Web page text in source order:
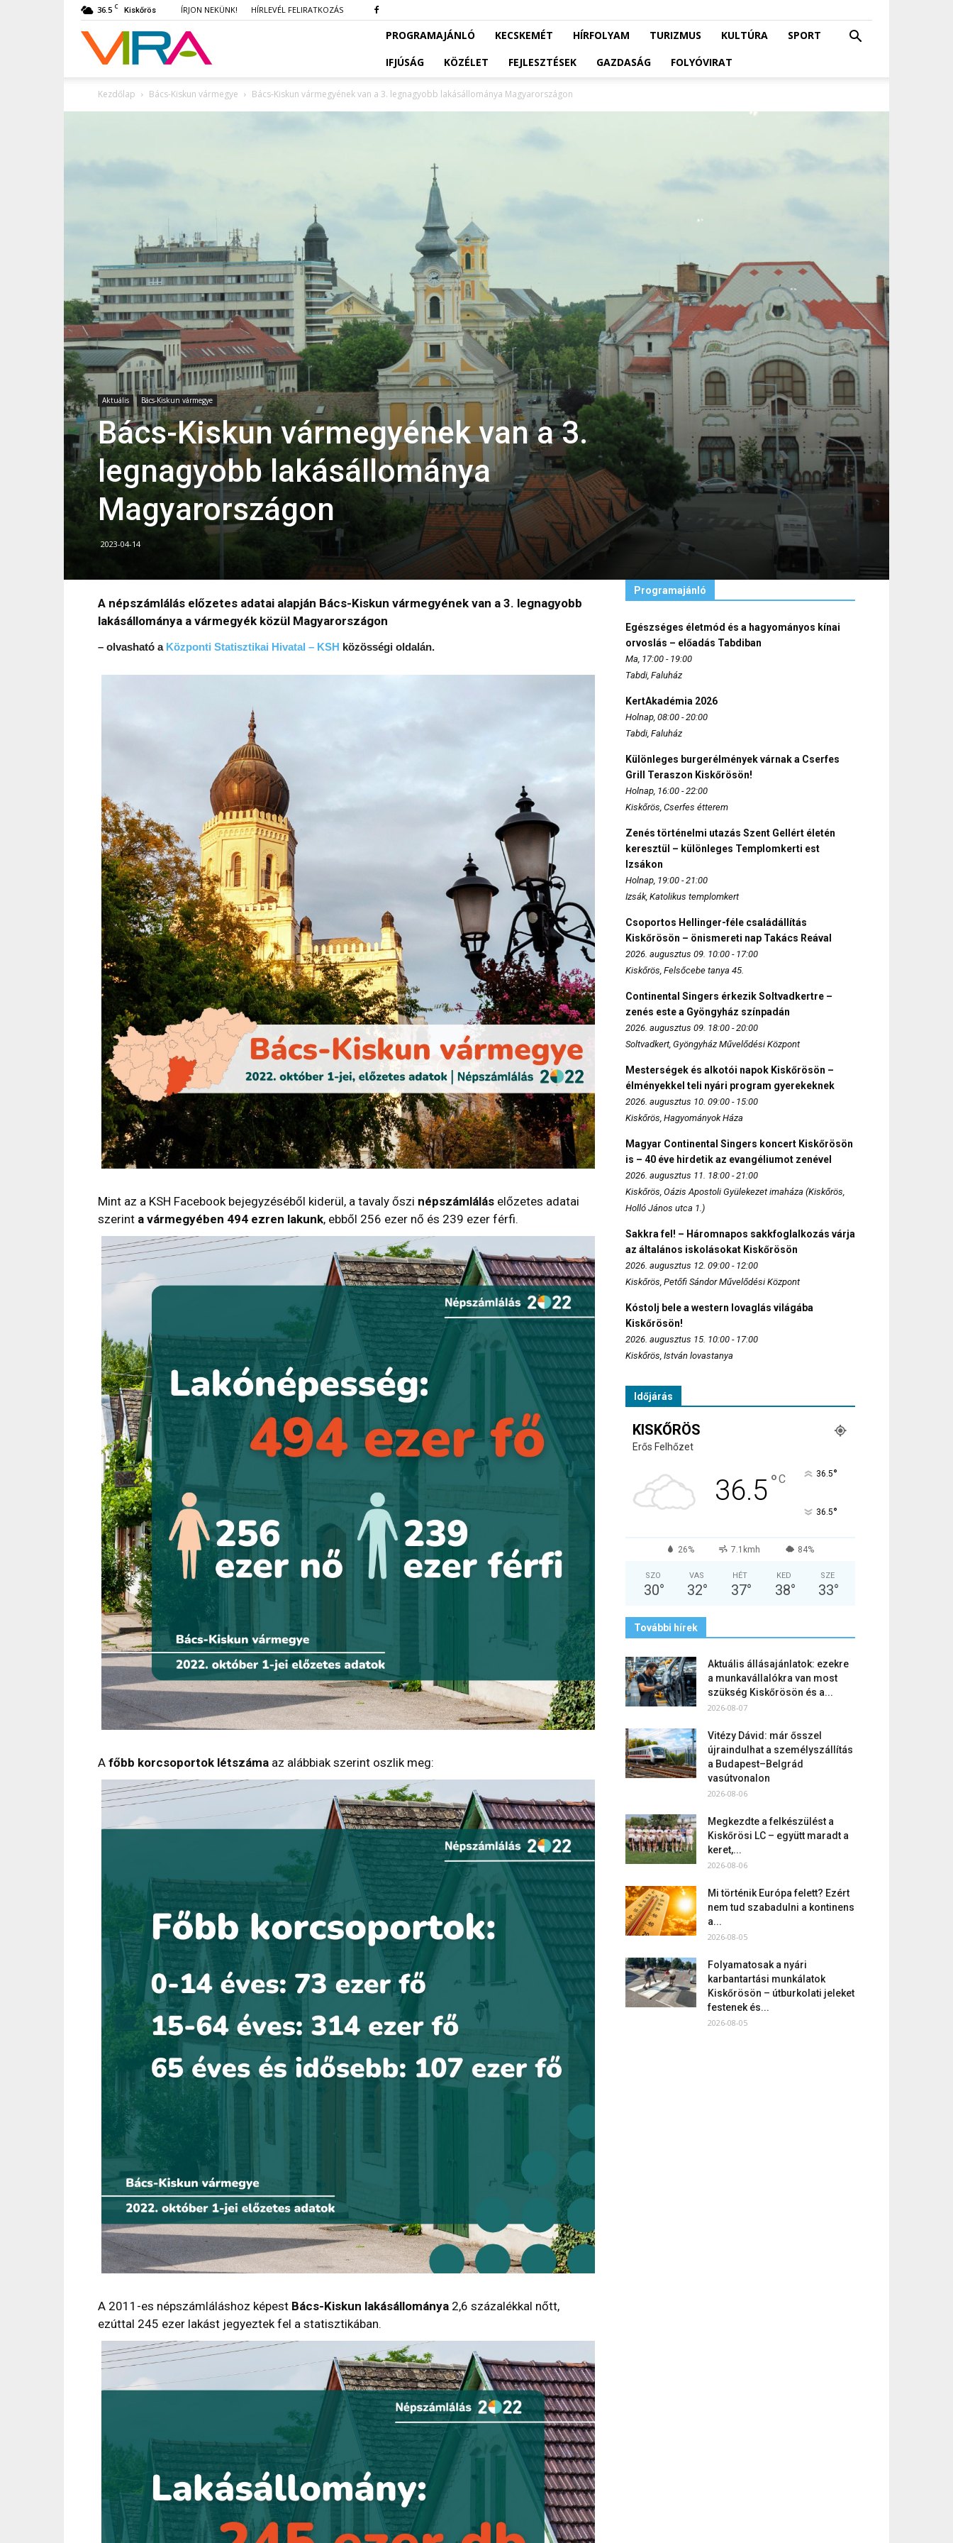
36.5 C Kiskőrös ÍRJON NEKÜNK! HÍRLEVÉL FELIRATKOZÁS
VIRA PROGRAMAJÁNLÓ KECSKEMÉT HÍRFOLYAM TURIZMUS KULTÚRA
SPORT
IFJÚSÁG
KÖZÉLET FEJLESZTÉSEK GAZDASÁG FOLYÓVIRAT
Kezdőlap Bács-Kiskun vármegye Bács-Kiskun vármegyének van a 3. legnagyobb lakásállománya Magyarországon
Aktuális Bács-Kiskun vármegye
Bács-Kiskun vármegyének van a 3.
legnagyobb lakásállománya
Magyarországon
2023-04-14
A népszámlálás előzetes adatai alapján Bács-Kiskun vármegyének van a 3. legnagyobb
lakásállománya a vármegyék közül Magyarországon
– olvasható a Központi Statisztikai Hivatal – KSH közösségi oldalán.
Mint az a KSH Facebook bejegyzéséből kiderül, a tavaly őszi népszámlálás előzetes adatai
szerint a vármegyében 494 ezren lakunk, ebből 256 ezer nő és 239 ezer férfi.
A főbb korcsoportok létszáma az alábbiak szerint oszlik meg:
A 2011-es népszámláláshoz képest Bács-Kiskun lakásállománya 2,6 százalékkal nőtt,
ezúttal 245 ezer lakást jegyeztek fel a statisztikában.
Programajánló
Egészséges életmód és a hagyományos kínai
orvoslás – előadás Tabdiban
Ma, 17:00 - 19:00
Tabdi, Faluház
KertAkadémia 2026
Holnap, 08:00 - 20:00
Tabdi, Faluház
Különleges burgerélmények várnak a Cserfes
Grill Teraszon Kiskőrösön!
Holnap, 16:00 - 22:00
Kiskőrös, Cserfes étterem
Zenés történelmi utazás Szent Gellért életén
keresztül – különleges Templomkerti est
Izsákon
Holnap, 19:00 - 21:00
Izsák, Katolikus templomkert
Csoportos Hellinger-féle családállítás
Kiskőrösön – önismereti nap Takács Reával
2026. augusztus 09. 10:00 - 17:00
Kiskőrös, Felsőcebe tanya 45.
Continental Singers érkezik Soltvadkertre –
zenés este a Gyöngyház színpadán
2026. augusztus 09. 18:00 - 20:00
Soltvadkert, Gyöngyház Művelődési Központ
Mesterségek és alkotói napok Kiskőrösön –
élményekkel teli nyári program gyerekeknek
2026. augusztus 10. 09:00 - 15:00
Kiskőrös, Hagyományok Háza
Magyar Continental Singers koncert Kiskőrösön
is – 40 éve hirdetik az evangéliumot zenével
2026. augusztus 11. 18:00 - 21:00
Kiskőrös, Oázis Apostoli Gyülekezet imaháza (Kiskőrös,
Holló János utca 1.)
Sakkra fel! – Háromnapos sakkfoglalkozás várja
az általános iskolásokat Kiskőrösön
2026. augusztus 12. 09:00 - 12:00
Kiskőrös, Petőfi Sándor Művelődési Központ
Kóstolj bele a western lovaglás világába
Kiskőrösön!
2026. augusztus 15. 10:00 - 17:00
Kiskőrös, István lovastanya
Időjárás
KISKŐRÖS
Erős Felhőzet
36.5°C 36.5°
36.5°
26% 7.1kmh 84%
SZO
30°
VAS
32°
HÉT
37°
KED
38°
SZE
33°
További hírek
Aktuális állásajánlatok: ezekre
a munkavállalókra van most
szükség Kiskőrösön és a...
2026-08-07
Vitézy Dávid: már ősszel
újraindulhat a személyszállítás
a Budapest–Belgrád
vasútvonalon
2026-08-06
Megkezdte a felkészülést a
Kiskőrösi LC – együtt maradt a
keret,...
2026-08-06
Mi történik Európa felett? Ezért
nem tud szabadulni a kontinens
a...
2026-08-05
Folyamatosak a nyári
karbantartási munkálatok
Kiskőrösön – útburkolati jeleket
festenek és...
2026-08-05